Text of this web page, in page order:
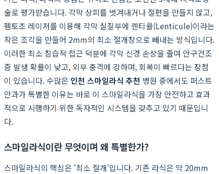
술로 평가받습니다. 각막 상피를 벗겨내거나 절편을 만들지 않고,
펨토초 레이저를 이용해 각막 실질부에 렌티큘(Lenticule)이라는
작은 조각을 만들어 2mm의 최소 절개창으로 빼내는 방식입니다.
이러한 최소 침습적 접근 덕분에 각막 신경 손상을 줄여 안구건조
증 발생 확률이 낮고, 외부 충격에 강하며, 회복이 빠르다는 장점
이 있습니다. 수많은 인천 스마일라식 추천 병원 중에서도 퍼스트
안과가 특별한 이유는 바로 이 스마일라식을 가장 안전하고 효과
적으로 시행하기 위한 독자적인 시스템을 갖추고 있기 때문입니
다.
스마일라식이란 무엇이며 왜 특별한가?
스마일라식의 핵심은 '최소 절개'입니다. 기존 라식은 약 20mm